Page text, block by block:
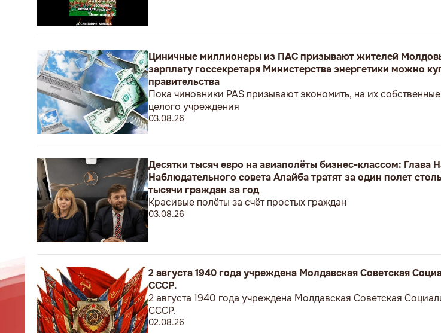
Циничные миллионеры из ПАС призывают жителей
зарплату госсекретаря Министерства энергетики можно
правительства
Пока чиновники PAS призывают экономить, на их
целого учреждения
03.08.26
Десятки тысяч евро на авиаполёты бизнес-классом: Глава
Наблюдательного совета Алайба тратят за один полет
тысячи граждан за год
Красивые полёты за счёт простых граждан
03.08.26
2 августа 1940 года учреждена Молдавская Советская
СССР.
2 августа 1940 года учреждена Молдавская Советская
СССР.
02.08.26